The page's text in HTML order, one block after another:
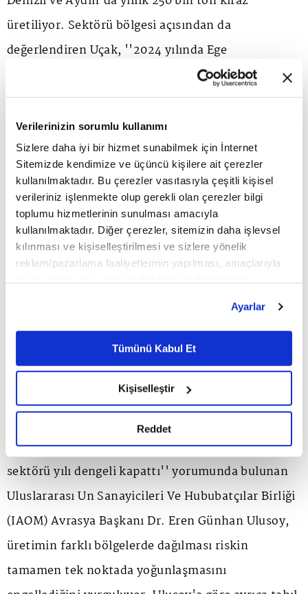
Verilerinizin sorumlu kullanımı
Sizlere daha iyi bir hizmet sunabilmek için İnternet
Sitemizde kendimize ve üçüncü kişilere ait çerezler
kullanılmaktadır. Bu çerezler vasıtasıyla çeşitli kişisel
verileriniz işlenmekte olup gerekli olan çerezler bilgi
toplumu hizmetlerinin sunulması amacıyla
kullanılmaktadır. Diğer çerezler, sitemizin daha işlevsel
kılınması ve kişiselleştirilmesi ve sizlere yönelik
reklam/pazarlama faaliyetlerinin yapılması, amaçlarıyla
belirleyebilirsiniz. Çerezlere ilişkin detaylı bilgi için
Ayarlar butonuna tıklayabilir,Çerez Bilgilendirme
Metnimizi ziyaret edebilirsiniz.
6698 sayılı Kişisel Verilerin Korunması Kanunu uyarınca
okumak ve sitemizi ziyaretiniz kapsamında
gerçekleştirilen veri işleme faaliyetleri ile ilgili daha
detaylı bilgi almak için lütfentıklayınız.
Ayarlar
Tümünü Kabul Et
Kişiselleştir
Reddet
üretiliyor. Sektörü bölgesi açısından da
değerlendiren Uçak, ''2024 yılında Ege
Bölgesi'nden 55 milyon dolarlık kiraz ihracatı
gerçekleştirdik. 2026 yılı için beklentimiz 55
milyon doların üzerine çıkmak'' diyor.
Tahıl Sektöründe Stok Güvencesi
''Tüm bu olumsuzluklara rağmen Türkiye tarım
sektörü yılı dengeli kapattı'' yorumunda bulunan
Uluslararası Un Sanayicileri Ve Hububatçılar Birliği
(IAOM) Avrasya Başkanı Dr. Eren Günhan Ulusoy,
üretimin farklı bölgelerde dağılması riskin
tamamen tek noktada yoğunlaşmasını